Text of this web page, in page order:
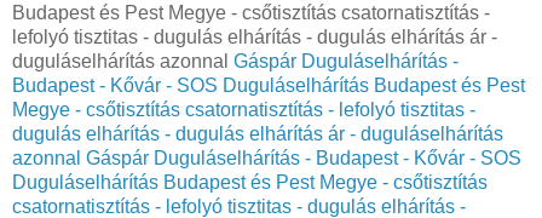
Budapest és Pest Megye - csőtisztítás csatornatisztítás -
lefolyó tisztitas - dugulás elhárítás - dugulás elhárítás ár -
duguláselhárítás azonnal Gáspár Duguláselhárítás -
Budapest - Kővár - SOS Duguláselhárítás Budapest és Pest
Megye - csőtisztítás csatornatisztítás - lefolyó tisztitas -
dugulás elhárítás - dugulás elhárítás ár - duguláselhárítás
azonnal Gáspár Duguláselhárítás - Budapest - Kővár - SOS
Duguláselhárítás Budapest és Pest Megye - csőtisztítás
csatornatisztítás - lefolyó tisztitas - dugulás elhárítás -